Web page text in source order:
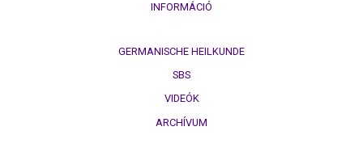
INFORMÁCIÓ
GERMANISCHE HEILKUNDE
SBS
VIDEÓK
ARCHÍVUM